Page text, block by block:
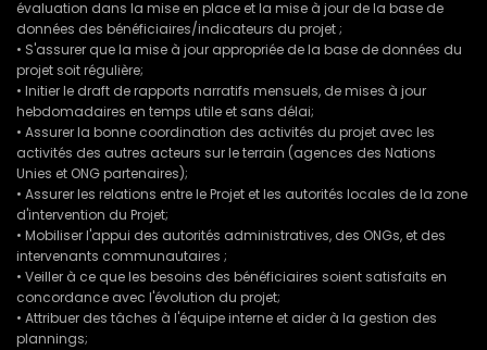
évaluation dans la mise en place et la mise à jour de la base de
données des bénéficiaires/indicateurs du projet ;
• S'assurer que la mise à jour appropriée de la base de données du
projet soit régulière;
• Initier le draft de rapports narratifs mensuels, de mises à jour
hebdomadaires en temps utile et sans délai;
• Assurer la bonne coordination des activités du projet avec les
activités des autres acteurs sur le terrain (agences des Nations
Unies et ONG partenaires);
• Assurer les relations entre le Projet et les autorités locales de la zone
d'intervention du Projet;
• Mobiliser l'appui des autorités administratives, des ONGs, et des
intervenants communautaires ;
• Veiller à ce que les besoins des bénéficiaires soient satisfaits en
concordance avec l'évolution du projet;
• Attribuer des tâches à l'équipe interne et aider à la gestion des
plannings;